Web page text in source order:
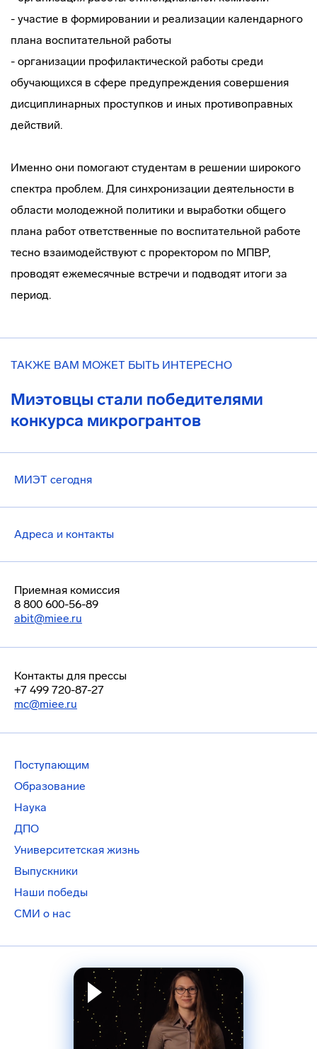
- участие в формировании и реализации календарного
плана воспитательной работы
- организации профилактической работы среди
обучающихся в сфере предупреждения совершения
дисциплинарных проступков и иных противоправных
действий.
Именно они помогают студентам в решении широкого
спектра проблем. Для синхронизации деятельности в
области молодежной политики и выработки общего
плана работ ответственные по воспитательной работе
тесно взаимодействуют с проректором по МПВР,
проводят ежемесячные встречи и подводят итоги за
период.
ТАКЖЕ ВАМ МОЖЕТ БЫТЬ ИНТЕРЕСНО
Миэтовцы стали победителями
конкурса микрогрантов
МИЭТ сегодня
Адреса и контакты
Приемная комиссия
8 800 600-56-89
abit@miee.ru
Контакты для прессы
+7 499 720-87-27
mc@miee.ru
Поступающим
Образование
Наука
ДПО
Университетская жизнь
Выпускники
Наши победы
СМИ о нас